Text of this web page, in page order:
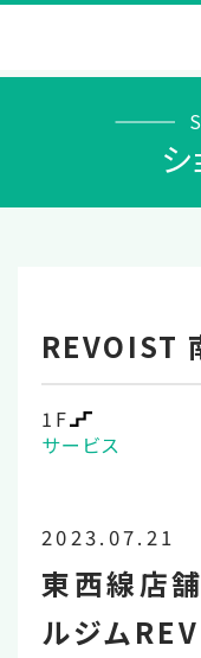
REVOIST
1F
サービス
2023.07.21
東西線店
ルジム